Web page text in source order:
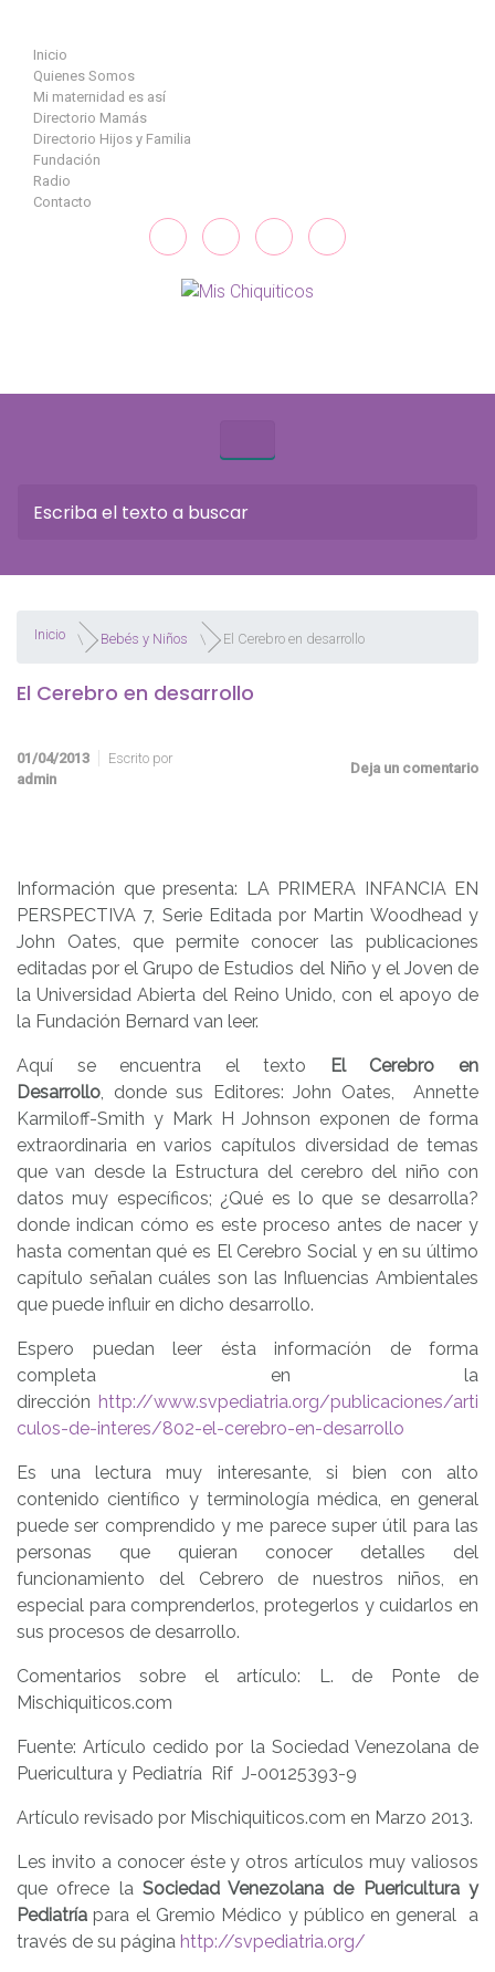
Inicio
Quienes Somos
Mi maternidad es así
Directorio Mamás
Directorio Hijos y Familia
Fundación
Radio
Contacto
Inicio Bebés y Niños El Cerebro en desarrollo
El Cerebro en desarrollo
01/04/2013
Escrito por
admin
Deja un comentario
Información que presenta: LA PRIMERA INFANCIA EN
PERSPECTIVA 7, Serie Editada por Martin Woodhead y
John Oates, que permite conocer las publicaciones
editadas por el Grupo de Estudios del Niño y el Joven de
la Universidad Abierta del Reino Unido, con el apoyo de
la Fundación Bernard van leer.
Aquí se encuentra el texto
El Cerebro en
Desarrollo, donde sus Editores: John Oates, Annette
Karmiloff-Smith y Mark H Johnson exponen de forma
extraordinaria en varios capítulos diversidad de temas
que van desde la Estructura del cerebro del niño con
datos muy específicos; ¿Qué es lo que se desarrolla?
donde indican cómo es este proceso antes de nacer y
hasta comentan qué es El Cerebro Social y en su último
capítulo señalan cuáles son las Influencias Ambientales
que puede influir en dicho desarrollo.
Espero puedan leer ésta informacíón de forma
completa en la
dirección http://www.svpediatria.org/publicaciones/arti
culos-de-interes/802-el-cerebro-en-desarrollo
Es una lectura muy interesante, si bien con alto
contenido científico y terminología médica, en general
puede ser comprendido y me parece super útil para las
personas que quieran conocer detalles del
funcionamiento del Cebrero de nuestros niños, en
especial para comprenderlos, protegerlos y cuidarlos en
sus procesos de desarrollo.
Comentarios sobre el artículo: L. de Ponte de
Mischiquiticos.com
Fuente: Artículo cedido por la Sociedad Venezolana de
Puericultura y Pediatría Rif J-00125393-9
Artículo revisado por Mischiquiticos.com en Marzo 2013.
Les invito a conocer éste y otros artículos muy valiosos
que ofrece la Sociedad Venezolana de Puericultura y
Pediatría para el Gremio Médico y público en general a
través de su página http://svpediatria.org/